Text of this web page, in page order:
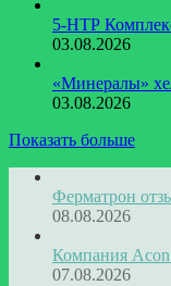
5-НТР
03.08.2026
«Минералы»
03.08.2026
Показать больше
Ферматрон
08.08.2026
Компания
07.08.2026